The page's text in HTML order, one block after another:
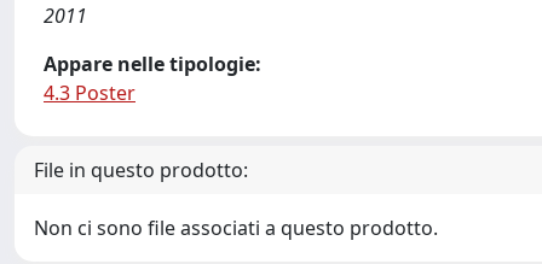
2011
Appare nelle tipologie:
4.3 Poster
File in questo prodotto:
Non ci sono file associati a questo prodotto.